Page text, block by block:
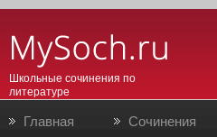
Школьные сочинения по
литературе
Главная Сочинения